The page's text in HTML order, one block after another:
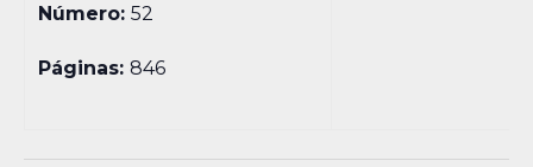
Número:52
Páginas:846